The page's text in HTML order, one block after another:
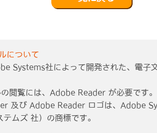
について
Systems社によって開発された、電子
閲覧には、Adobe Reader が必要です。
及び Adobe Reader ロゴは、Adobe
テムズ 社）の商標です。